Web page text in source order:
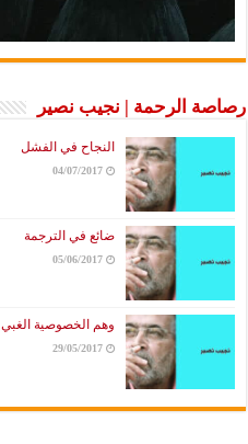
رصاصة الرحمة | نجيب نصير
النجاح في الفشل
04/07/2017
ضائع في الترجمة
05/06/2017
وهم الخصوصية الغبي
29/05/2017